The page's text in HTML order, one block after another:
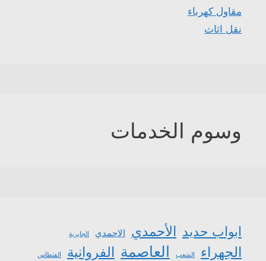
مقاول كهرباء
نقل اثاث
وسوم الخدمات
ابواب حديد الأحمدي الاحمدي الجابرية
الجهراء الشعب العاصمة الفروانية الفنطاس